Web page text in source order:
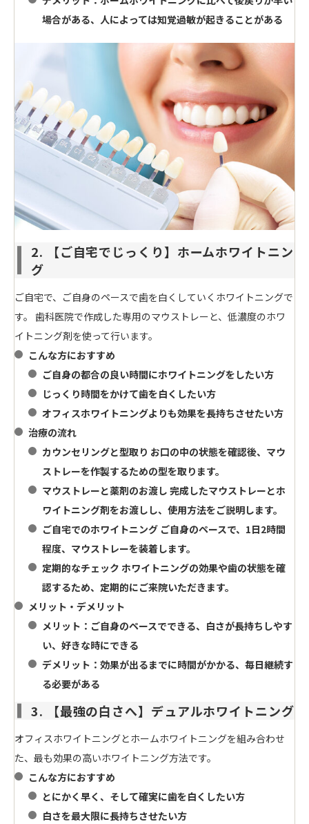
場合がある、人によっては知覚過敏が起きることがある
2. 【ご自宅でじっくり】ホームホワイトニン
グ
ご自宅で、ご自身のペースで歯を白くしていくホワイトニングで
す。 歯科医院で作成した専用のマウストレーと、低濃度のホワ
イトニング剤を使って行います。
こんな方におすすめ
ご自身の都合の良い時間にホワイトニングをしたい方
じっくり時間をかけて歯を白くしたい方
オフィスホワイトニングよりも効果を長持ちさせたい方
治療の流れ
カウンセリングと型取り お口の中の状態を確認後、マウ
ストレーを作製するための型を取ります。
マウストレーと薬剤のお渡し 完成したマウストレーとホ
ワイトニング剤をお渡しし、使用方法をご説明します。
ご自宅でのホワイトニング ご自身のペースで、1日2時間
程度、マウストレーを装着します。
定期的なチェック ホワイトニングの効果や歯の状態を確
認するため、定期的にご来院いただきます。
メリット・デメリット
メリット ：ご自身のペースでできる、白さが長持ちしやす
い、好きな時にできる
デメリット ：効果が出るまでに時間がかかる、毎日継続す
る必要がある
3. 【最強の白さへ】デュアルホワイトニング
オフィスホワイトニングとホームホワイトニングを組み合わせ
た、最も効果の高いホワイトニング方法です。
こんな方におすすめ
とにかく早く、そして確実に歯を白くしたい方
白さを最大限に長持ちさせたい方